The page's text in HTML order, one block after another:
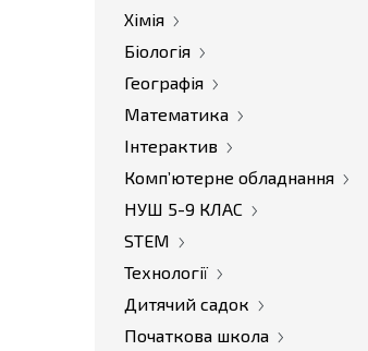
Хімія
Біологія
Географія
Математика
Інтерактив
Комп’ютерне обладнання
НУШ 5-9 КЛАС
STEM
Технології
Дитячий садок
Початкова школа